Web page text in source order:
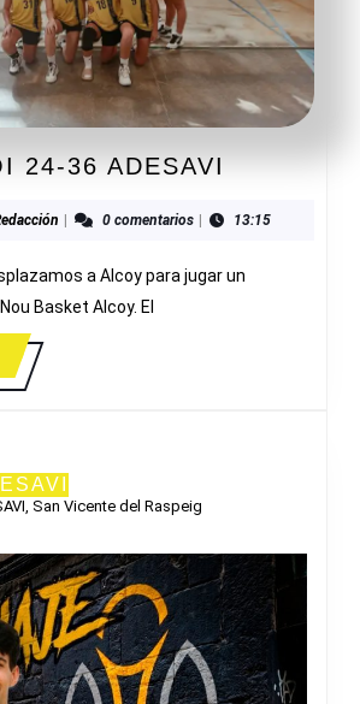
24-36 ADESAVI
24-
ADESAVI
Redacción0 comentarios 13:15
a Alcoy para jugar un
Basket Alcoy. El
San Vicente del Raspeig